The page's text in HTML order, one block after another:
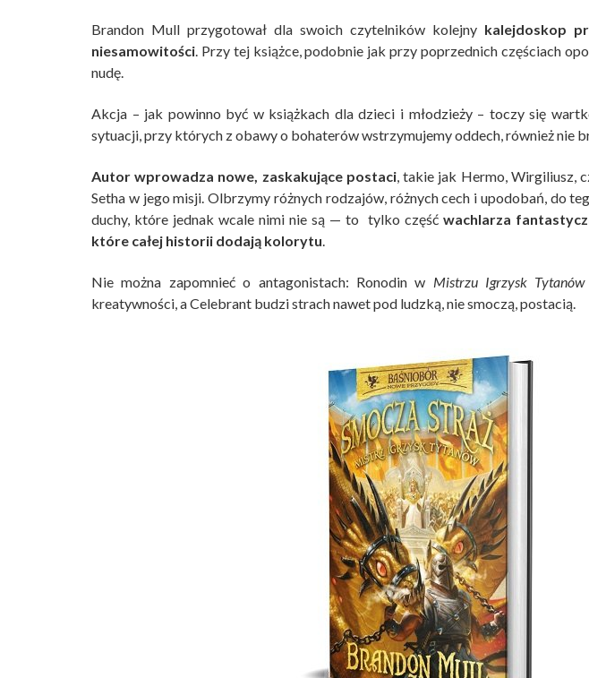
Brandon Mull przygotował dla swoich czytelników kolejny kalejdoskop
niesamowitości. Przy tej książce, podobnie jak przy poprzednich częściach
nudę.
Akcja – jak powinno być w książkach dla dzieci i młodzieży – toczy się
sytuacji, przy których z obawy o bohaterów wstrzymujemy oddech, również nie
Autor wprowadza nowe, zaskakujące postaci, takie jak Hermo, Wirgiliusz,
Setha w jego misji. Olbrzymy różnych rodzajów, różnych cech i upodobań, do
duchy, które jednak wcale nimi nie są — to tylko część wachlarza
które całej historii dodają kolorytu.
Nie można zapomnieć o antagonistach: Ronodin w Mistrzu Igrzysk Tytanów
kreatywności, a Celebrant budzi strach nawet pod ludzką, nie smoczą, postacią.